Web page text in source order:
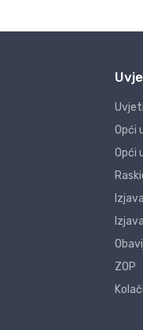
Opći
Opći
ZOP